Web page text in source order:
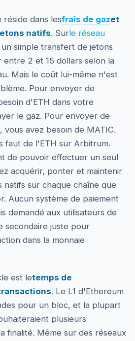
dans lesfrais de gazet
natifs. Surle réseau
simple transfert de jetons
entre 2 et 15 dollars selon la
Mais le coût lui-même n'est
Pour envoyer de
d'ETH dans votre
le gaz. Pour envoyer de
vous avez besoin de MATIC.
faut de l'ETH sur Arbitrum.
de pouvoir effectuer un seul
acquérir, ponter et maintenir
natifs sur chaque chaîne que
Aucun système de paiement
demandé aux utilisateurs de
secondaire juste pour
dans la monnaie
est letemps de
. Le L1 d'Ethereum
pour un bloc, et la plupart
plusieurs
finalité. Même sur des réseaux